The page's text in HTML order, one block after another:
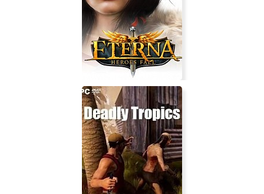
Rinlo
Eterna: Heroes Fall